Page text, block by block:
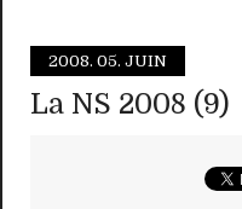
2008. 05. JUIN
La NS 2008 (9)